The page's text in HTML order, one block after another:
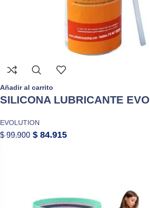
Añadir al carrito
SILICONA LUBRICANTE EVO
EVOLUTION
$99.900 $ 84.915